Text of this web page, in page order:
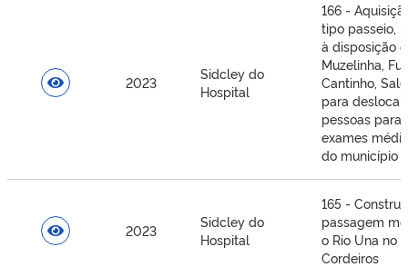
2023
Sidcley do
Hospital
166 -
tipo passeio,
à disposição
Muzelinha,
Cantinho,
para
pessoas para
exames
do município
2023
Sidcley do
Hospital
165 -
passagem
o Rio Una no
Cordeiros